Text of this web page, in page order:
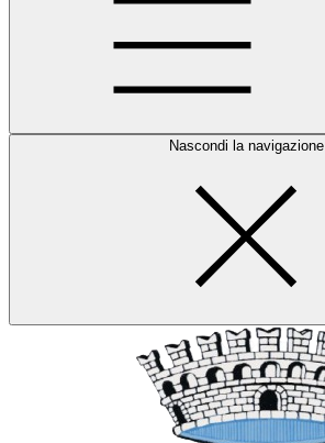
Nascondi la navigazione